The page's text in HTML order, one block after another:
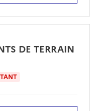
DE TERRAIN